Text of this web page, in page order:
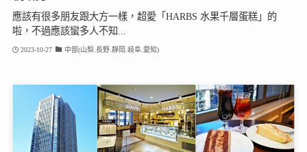
應該有很多朋友跟大方一樣，超愛「HARBS 水果千層蛋糕」的
啦，不過應該蠻多人不知...
2023-10-27 中部(山梨.長野.靜岡.岐阜.愛知)